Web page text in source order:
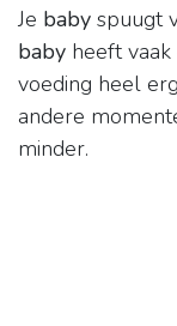
Je baby spuugt
baby heeft vaak
voeding heel
andere
minder.